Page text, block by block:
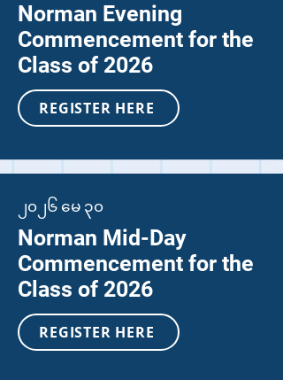
Norman Evening
Commencement for the
Class of 2026
REGISTER HERE
၂၀၂၆ မေ ၃၀
Norman Mid-Day
Commencement for the
Class of 2026
REGISTER HERE